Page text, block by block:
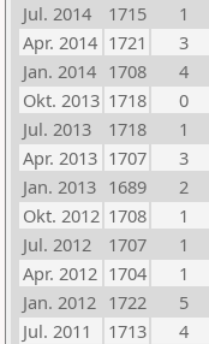
Jul. 2014
1715 1
Apr. 2014 1721 3
Jan. 2014 1708 4
Okt. 2013 1718 0
Jul. 2013
1718 1
Apr. 2013 1707 3
Jan. 2013 1689 2
Okt. 2012 1708 1
Jul. 2012
1707 1
Apr. 2012 1704 1
Jan. 2012 1722 5
Jul. 2011
1713 4